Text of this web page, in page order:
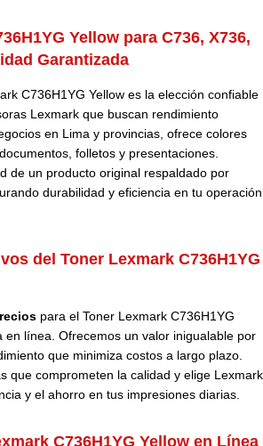
Yellow para C736, X736,
Garantizada
C736H1YG Yellow es la elección confiable
Lexmark que buscan rendimiento
en Lima y provincias, ofrece colores
folletos y presentaciones.
de un producto original respaldado por
durabilidad y eficiencia en tu operación
del Toner Lexmark C736H1YG
para el Toner Lexmark C736H1YG
en línea. Ofrecemos un valor inigualable por
que minimiza costos a largo plazo.
que comprometen la calidad y elige Lexmark
y el ahorro en tus impresiones diarias.
C736H1YG Yellow en Línea